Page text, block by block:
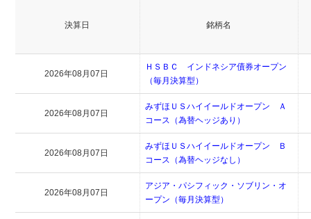
決算日 銘柄名
2026年08月07日
ＨＳＢＣ インドネシア債券オープン
（毎月決算型）
2026年08月07日
みずほＵＳハイイールドオープン Ａ
コース（為替ヘッジあり）
2026年08月07日
みずほＵＳハイイールドオープン Ｂ
コース（為替ヘッジなし）
2026年08月07日
アジア・パシフィック・ソブリン・オ
ープン（毎月決算型）